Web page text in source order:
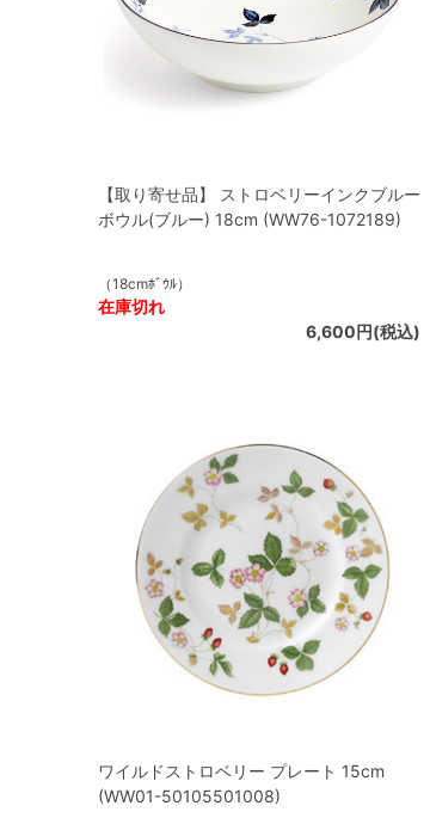
【取り寄せ品】 ストロベリーインクブルー
ボウル(ブルー) 18cm (WW76-1072189)
（18cmﾎﾞｳﾙ）
在庫切れ
6,600円(税込)
ワイルドストロベリー プレート 15cm
(WW01-50105501008)